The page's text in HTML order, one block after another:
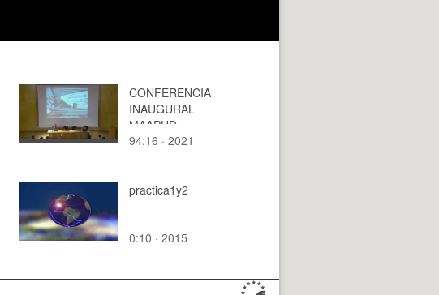
CONFERENCIA
INAUGURAL
MAAPUD.
ARQUEOLOGÍAS
ESPHERAS + GRUPO
94:16 · 2021
practica1y2
0:10 · 2015